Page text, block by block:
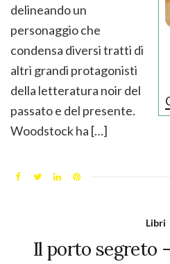
delineando un
personaggio che
condensa diversi tratti di
altri grandi protagonisti
della letteratura noir del
passato e del presente.
Woodstock ha […]
Libri
Il porto segreto